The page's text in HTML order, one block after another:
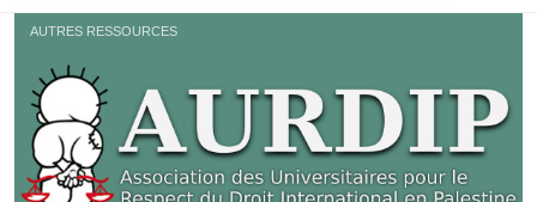
AUTRES RESSOURCES